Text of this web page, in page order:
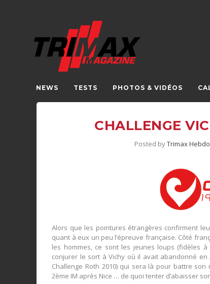
NEWS TESTS PHOTOS & VIDÉOS
CHALLENGE
Posted byTrimax Hebdo
Alors que les pointures étrangères confirment
quant à eux un peu l’épreuve française. Côté
les hommes, ce sont les jeunes loups (fidèles à
conjurer le sort à Vichy où il avait abandonné en
Challenge Roth 2010) qui sera là pour battre son
2ème IM après Nice … de quoi tenter d’abaisser